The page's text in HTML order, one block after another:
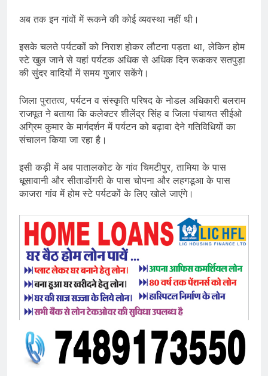
अब तक इन गांवों में रूकने की कोई व्यवस्था नहीं थी।
इसके चलते पर्यटकों को निराश होकर लौटना पड़ता था, लेकिन होम
स्टे खुल जाने से यहां पर्यटक अधिक से अधिक दिन रूककर सतपुड़ा
की सुंदर वादियों में समय गुजार सकेंगे।
जिला पुरातत्व, पर्यटन व संस्कृति परिषद के नोडल अधिकारी बलराम
राजपूत ने बताया कि कलेक्टर शीलेंद्र सिंह व जिला पंचायत सीईओ
अग्रिम कुमार के मार्गदर्शन में पर्यटन को बढ़ावा देने गतिविधियों का
संचालन किया जा रहा है।
इसी कड़ी में अब पातालकोट के गांव चिमटीपुर, तामिया के पास
धूसावानी और सीताडोंगरी के पास चोपना और लहगडूआ के पास
काजरा गांव में होम स्टे पर्यटकों के लिए खोले जाएंगे।